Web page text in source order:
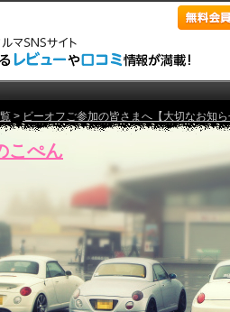
> ビーオフご参加の皆さまへ【大切なお知
こぺん